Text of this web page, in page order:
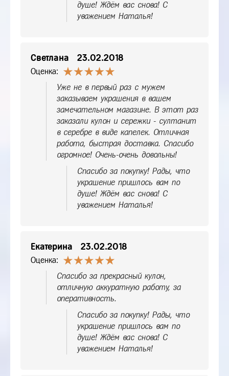
душе! Ждём вас снова! С
уважением Наталья!
Светлана 23.02.2018
Оценка:
Уже не в первый раз с мужем
заказываем украшения в вашем
замечательном магазине. В этот раз
заказали кулон и сережки - султанит
в серебре в виде капелек. Отличная
работа, быстрая доставка. Спасибо
огромное! Очень-очень довольны!
Спасибо за покупку! Рады, что
украшение пришлось вам по
душе! Ждём вас снова! С
уважением Наталья!
Екатерина 23.02.2018
Оценка:
Спасибо за прекрасный кулон,
отличную аккуратную работу, за
оперативность.
Спасибо за покупку! Рады, что
украшение пришлось вам по
душе! Ждём вас снова! С
уважением Наталья!